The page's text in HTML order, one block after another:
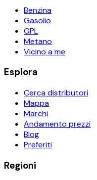
Benzina
Gasolio
GPL
Metano
Vicino a me
Esplora
Cerca distributori
Mappa
Marchi
Andamento prezzi
Blog
Preferiti
Regioni